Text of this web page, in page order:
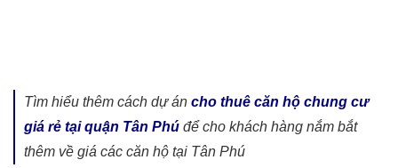
Tìm hiểu thêm cách dự án cho thuê căn hộ chung cư
giá rẻ tại quận Tân Phú để cho khách hàng nắm bắt
thêm về giá các căn hộ tại Tân Phú